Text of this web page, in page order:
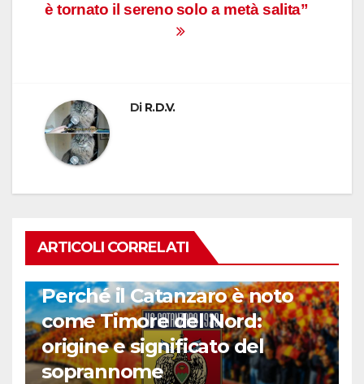
solo a metà salita”
è tornato il sereno
Di R.D.V.
ARTICOLI CORRELATI
Perché il Catanzaro è noto
come Timore del Nord:
origine e significato del
soprannome